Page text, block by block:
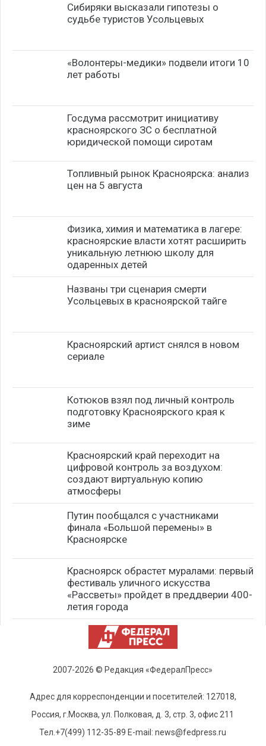
Сибиряки высказали гипотезы о
судьбе туристов Усольцевых
«Волонтеры-медики» подвели итоги 10
лет работы
Госдума рассмотрит инициативу
красноярского ЗС о бесплатной
юридической помощи сиротам
Топливный рынок Красноярска: анализ
цен на 5 августа
Физика, химия и математика в лагере:
красноярские власти хотят расширить
уникальную летнюю школу для
одаренных детей
Названы три сценария смерти
Усольцевых в красноярской тайге
Красноярский артист снялся в новом
сериале
Котюков взял под личный контроль
подготовку Красноярского края к
зиме
Красноярский край переходит на
цифровой контроль за воздухом:
создают виртуальную копию
атмосферы
Путин пообщался с участниками
финала «Большой перемены» в
Красноярске
Красноярск обрастет муралами: первый
фестиваль уличного искусства
«Рассветы» пройдет в преддверии 400-
летия города
2007-2026 © Редакция «ФедералПресс»
Адрес для корреспонденции и посетителей: 127018,
Россия, г.Москва, ул. Полковая, д. 3, стр. 3, офис 211
Тел.+7(499) 112-35-89 E-mail: news@fedpress.ru